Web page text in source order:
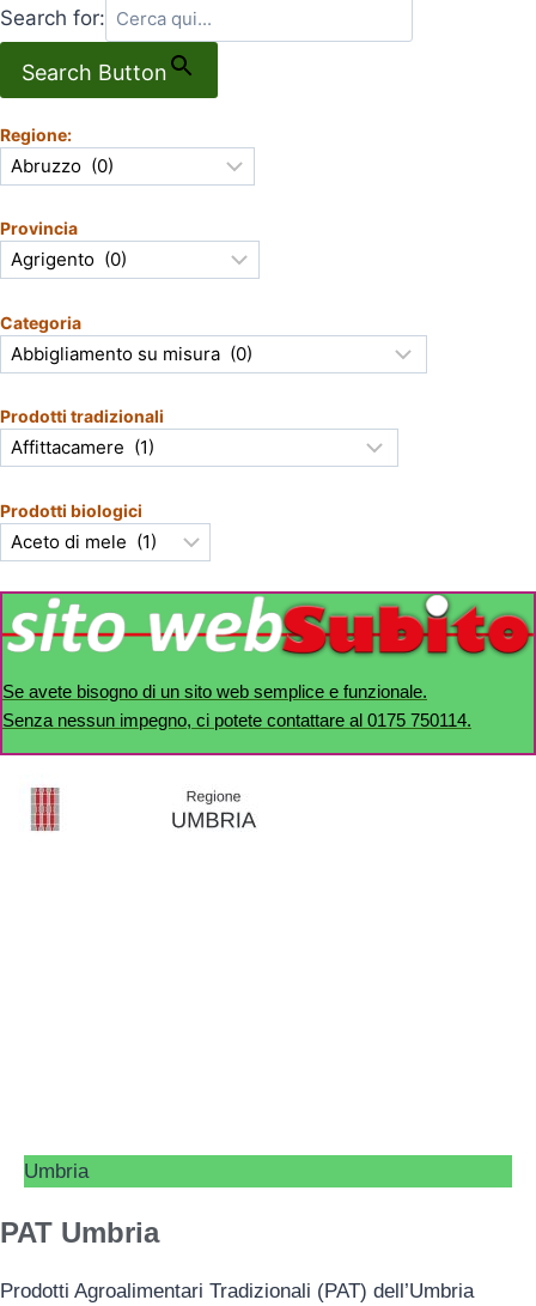
Search for:
Search Button
Regione:
Provincia
Categoria
Prodotti tradizionali
Prodotti biologici
Se avete bisogno di un sito web semplice e funzionale.
Senza nessun impegno, ci potete contattare al 0175 750114.
Umbria
PAT Umbria
Prodotti Agroalimentari Tradizionali (PAT) dell’Umbria